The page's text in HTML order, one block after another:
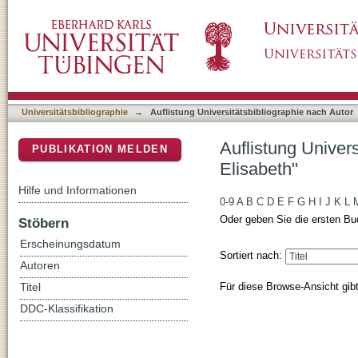
Universitätsbibliographie → Auflistung Universitätsbibliographie nach Autor
Auflistung
Elisabeth"
0-9 A B C D E F G H J K L
Oder geben Sie die ersten
Sortiert nach:
Für diese Browse-Ansicht
PUBLIKATION MELDEN
Hilfe und Informationen
Stöbern
Erscheinungsdatum
Autoren
Titel
DDC-Klassifikation